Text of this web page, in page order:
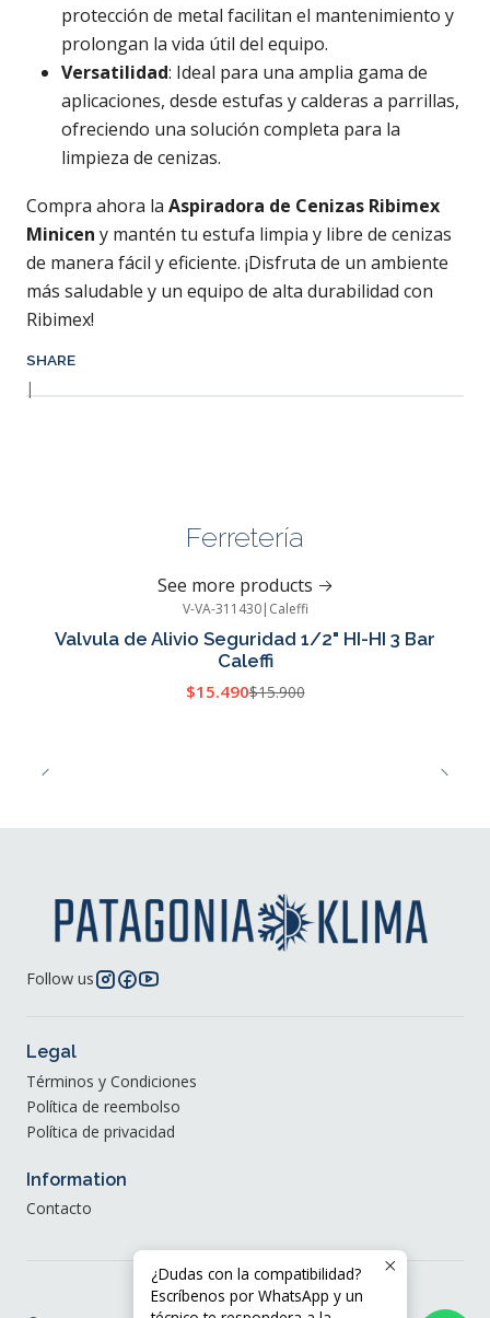
protección de metal facilitan el mantenimiento y
prolongan la vida útil del equipo.
Versatilidad: Ideal para una amplia gama de
aplicaciones, desde estufas y calderas a parrillas,
ofreciendo una solución completa para la
limpieza de cenizas.
Compra ahora la Aspiradora de Cenizas Ribimex
Minicen y mantén tu estufa limpia y libre de cenizas
de manera fácil y eficiente. ¡Disfruta de un ambiente
más saludable y un equipo de alta durabilidad con
Ribimex!
SHARE
|
Ferretería
See more products
-3% OFF
V-VA-311430| Caleffi
Valvula de Alivio Seguridad 1/2" HI-HI 3 Bar
Caleffi
$15.490$15.900
Follow us
Legal
Términos y Condiciones
Política de reembolso
Política de privacidad
Information
Contacto
¿Dudas con la compatibilidad?
Escríbenos por WhatsApp y un